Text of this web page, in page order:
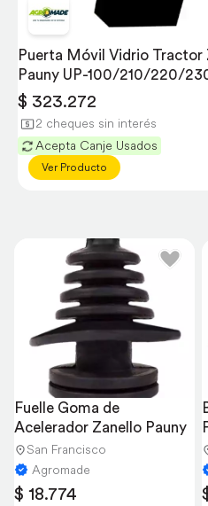
Fuelle Goma de
Acelerador Zanello Pauny
San Francisco
Agromade
$ 18.774
Puerta Móvil Vidrio Tractor
Pauny UP-100/210/220/
$ 323.272
2 cheques sin interés
Acepta Canje Usados
Ver Producto